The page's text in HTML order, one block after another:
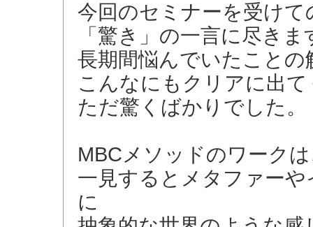
今回のセミナーを受けて
「驚き」の一言に尽きま
長期間悩んでいたことの
こんなにもクリアに出
ただ驚くばかりでした。
MBCメソッドのワーク
一見するとメタファー
に